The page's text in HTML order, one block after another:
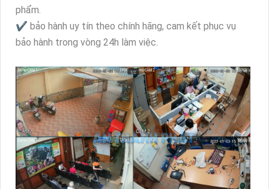
phẩm.
✔️ bảo hành uy tín theo chính hãng, cam kết phục vụ
bảo hành trong vòng 24h làm việc.